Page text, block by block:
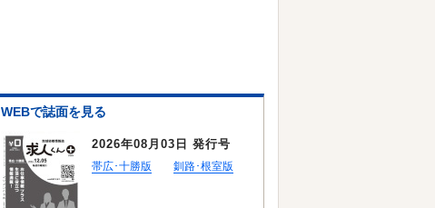
WEBで誌面を見る
2026年08月03日 発行号
帯広･十勝版 釧路･根室版